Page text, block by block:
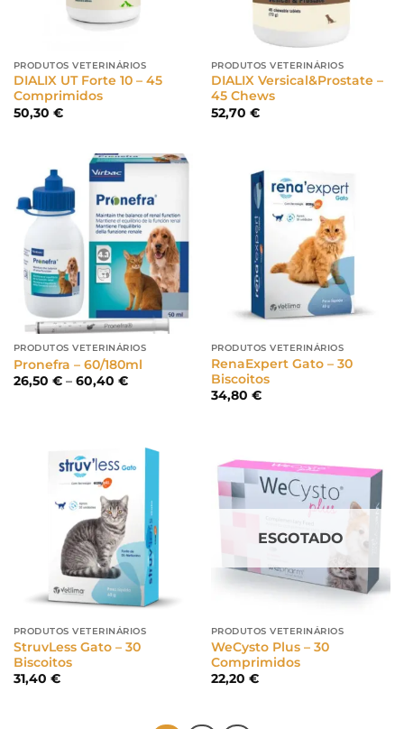
PRODUTOS VETERINÁRIOS
DIALIX UT Forte 10 – 45
Comprimidos
50,30 €
PRODUTOS VETERINÁRIOS
DIALIX Versical&Prostate –
45 Chews
52,70 €
PRODUTOS VETERINÁRIOS
Pronefra – 60/180ml
26,50 € – 60,40 €Price
PRODUTOS VETERINÁRIOS
RenaExpert Gato – 30
Biscoitos
34,80 €
PRODUTOS VETERINÁRIOS
StruvLess Gato – 30
Biscoitos
31,40 €
ESGOTADO
PRODUTOS VETERINÁRIOS
WeCysto Plus – 30
Comprimidos
22,20 €